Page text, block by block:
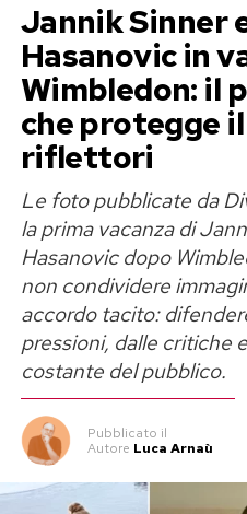
Jannik Sinner
Hasanovic in
Wimbledon: il
che protegge
riflettori
Le foto pubblicate da
la prima vacanza di
Hasanovic dopo
non condividere
accordo tacito:
pressioni, dalle critiche
costante del pubblico.
Pubblicato il
Autore Luca Arnaù